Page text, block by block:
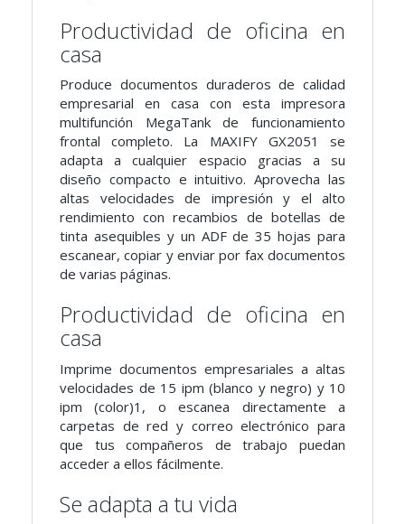
Productividad de oficina en
casa
Produce documentos duraderos de calidad
empresarial en casa con esta impresora
multifunción MegaTank de funcionamiento
frontal completo. La MAXIFY GX2051 se
adapta a cualquier espacio gracias a su
diseño compacto e intuitivo. Aprovecha las
altas velocidades de impresión y el alto
rendimiento con recambios de botellas de
tinta asequibles y un ADF de 35 hojas para
escanear, copiar y enviar por fax documentos
de varias páginas.
Productividad de oficina en
casa
Imprime documentos empresariales a altas
velocidades de 15 ipm (blanco y negro) y 10
ipm (color)1, o escanea directamente a
carpetas de red y correo electrónico para
que tus compañeros de trabajo puedan
acceder a ellos fácilmente.
Se adapta a tu vida